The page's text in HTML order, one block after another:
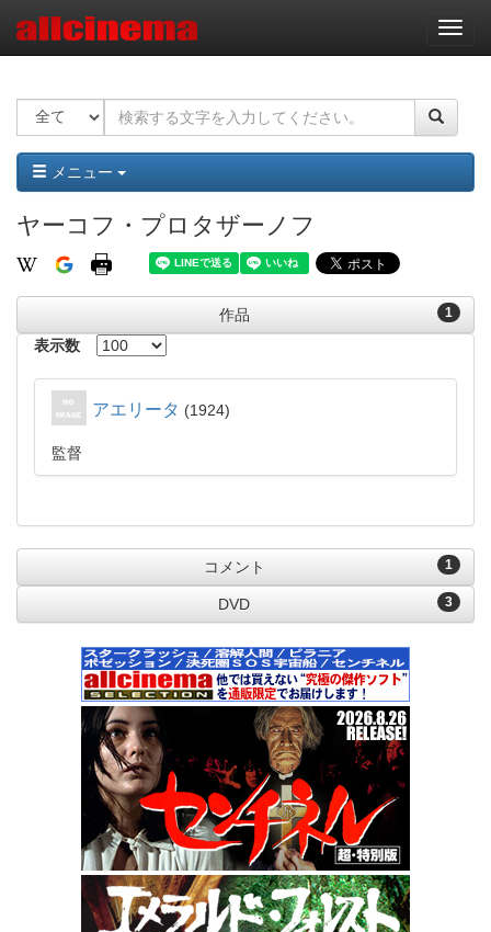
ナ
ビ
ー
ョ
ン
メニュー
ヤーコフ・プロタザーノフ
1
作品
表示数
アエリータ 1924
監督
1
コメント
3
DVD